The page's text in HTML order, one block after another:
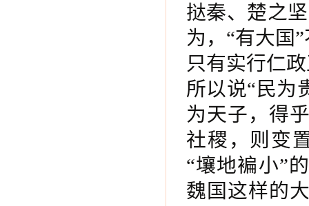
挞秦、楚之
为，“有大国
只有实行仁
所以说“民为
为天子，得
社稷，则变
“壤地褊小”
魏国这样的